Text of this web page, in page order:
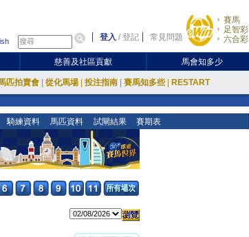
登入 /登記 常見問題
賽馬
足智彩
六合彩
慈善及社區貢獻 馬會知多少
匹拍賣會 從化馬場 投注指南 賽馬知多些 RESTART
騎練資料 馬匹資料 試閘結果 賽期表